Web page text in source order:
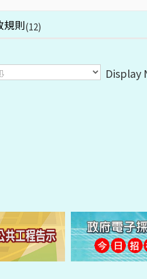
規則(12)
Display